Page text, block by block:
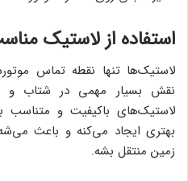
استفاده از لاستیک
لاستیک‌ها تنها نقطه تماس
نقش بسیار مهمی در شتاب و
لاستیک‌های باکیفیت و متناسب
بهتری ایجاد می‌کنه و باعث
زمین منتقل بشه.